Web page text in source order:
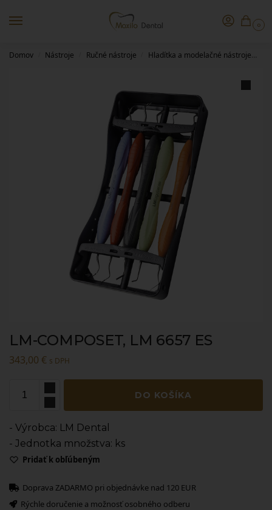
0
Domov Nástroje Ručné nástroje Hladítka a modelačné nástroje
LM-COMPOSET, LM 6657 ES
343,00 € s DPH
DO KOŠÍKA
- Výrobca: LM Dental
- Jednotka množstva: ks
Pridať k obľúbeným
Doprava ZADARMO pri objednávke nad 120 EUR
Rýchle doručenie a možnosť osobného odberu